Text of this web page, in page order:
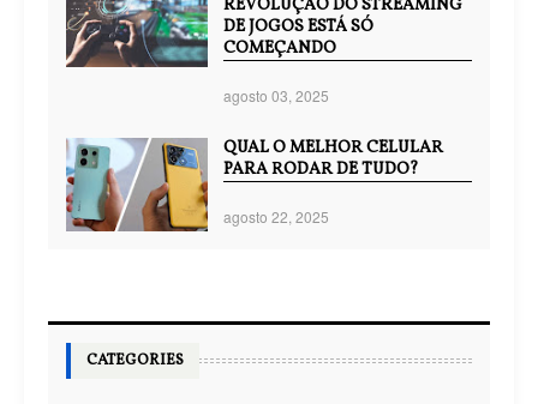
REVOLUÇÃO DO STREAMING
DE JOGOS ESTÁ SÓ
COMEÇANDO
agosto 03, 2025
QUAL O MELHOR CELULAR
PARA RODAR DE TUDO?
agosto 22, 2025
CATEGORIES